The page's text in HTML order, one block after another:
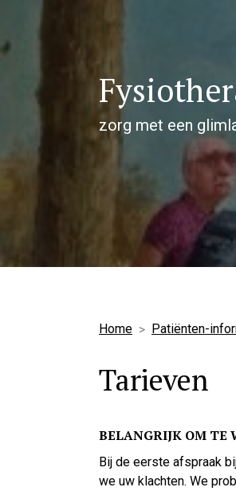
zorg met een
Home Patiënten-
Tarieven
BELANGRIJK OM TE
Bij de eerste afspraak
we uw klachten. We